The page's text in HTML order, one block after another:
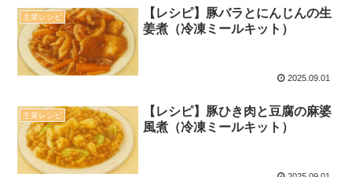
主菜レシピ
【レシピ】豚バラとにんじんの生
姜煮（冷凍ミールキット）
2025.09.01
主菜レシピ
【レシピ】豚ひき肉と豆腐の麻婆
風煮（冷凍ミールキット）